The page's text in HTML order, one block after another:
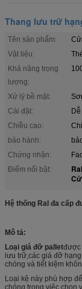
Thang lưu trữ
Tên sản phẩm:
Vật liệu:
Khả năng trọng
lượng:
Xử lý bề mặt:
Cài đặt:
Chiều cao:
bảo hành:
Chứng nhận:
Điểm nổi bật:
Hệ thống Ral đa cấp
Mô tả:
Loại giá đỡ palletđược
lưu trữ,các giá đỡ
chóng và tiết kiệm
Loại kệ này phù hợp
chóng trong việc chọn